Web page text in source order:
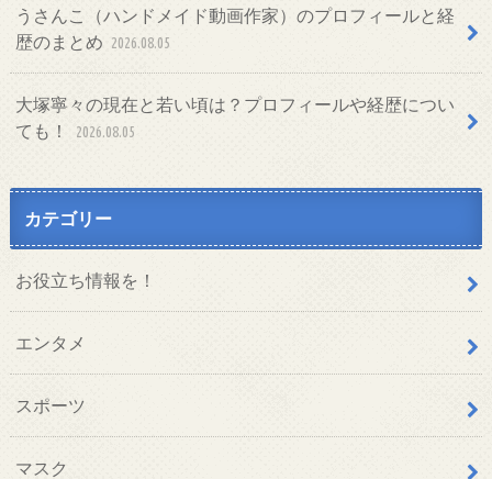
うさんこ（ハンドメイド動画作家）のプロフィールと経
歴のまとめ 2026.08.05
大塚寧々の現在と若い頃は？プロフィールや経歴につい
ても！
2026.08.05
カテゴリー
お役立ち情報を！
エンタメ
スポーツ
マスク